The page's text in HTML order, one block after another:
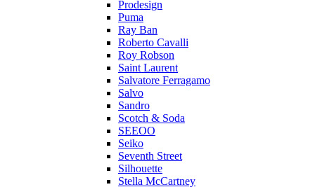
Prodesign
Puma
Ray Ban
Roberto Cavalli
Roy Robson
Saint Laurent
Salvatore Ferragamo
Salvo
Sandro
Scotch & Soda
SEEOO
Seiko
Seventh Street
Silhouette
Stella McCartney